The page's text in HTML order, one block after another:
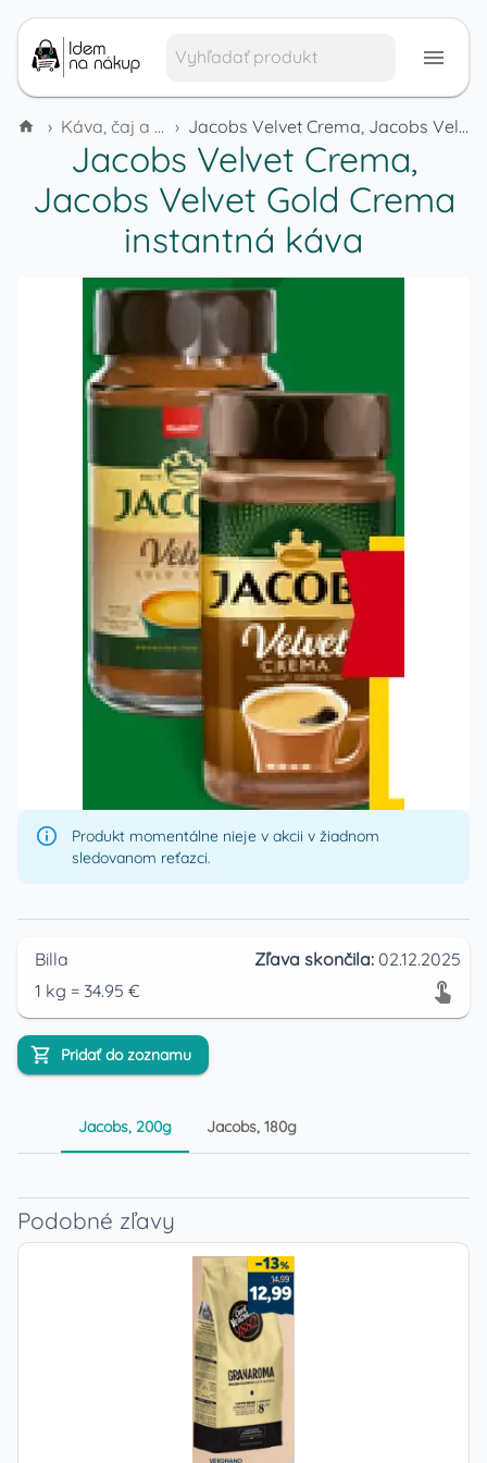
› Káva, čaj a teplé nápoje › Jacobs Velvet Crema, Jacobs Velvet Gold Crema instantná káva
Jacobs Velvet Crema,
Jacobs Velvet Gold Crema
instantná káva
Produkt momentálne nieje v akcii v žiadnom
sledovanom reťazci.
Billa Zľava skončila: 02.12.2025
1 kg = 34.95 €
Pridať do zoznamu
Jacobs, 200g Jacobs, 180g
Podobné zľavy